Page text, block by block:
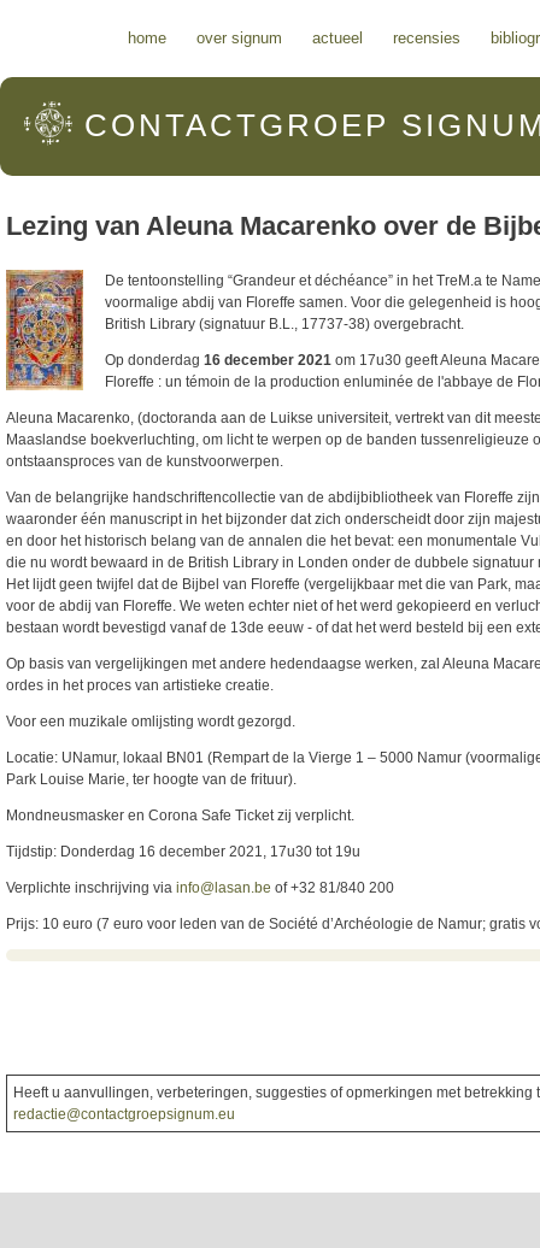
home over signum actueel recensies
CONTACTGROEP
Lezing van Aleuna Macarenko over de
De tentoonstelling “Grandeur et déchéance” in het TreM.a te
voormalige abdij van Floreffe samen. Voor die gelegenheid is
British Library (signatuur B.L., 17737-38) overgebracht.
Op donderdag 16 december 2021 om 17u30 geeft Aleuna
Floreffe : un témoin de la production enluminée de l'abbaye de
Aleuna Macarenko, (doctoranda aan de Luikse universiteit, vertrekt van dit
Maaslandse boekverluchting, om licht te werpen op de banden tussenreligieuze
ontstaansproces van de kunstvoorwerpen.
Van de belangrijke handschriftencollectie van de abdijbibliotheek van Floreffe
waaronder één manuscript in het bijzonder dat zich onderscheidt door zijn
en door het historisch belang van de annalen die het bevat: een monumentale
die nu wordt bewaard in de British Library in Londen onder de dubbele signatuur
Het lijdt geen twijfel dat de Bijbel van Floreffe (vergelijkbaar met die van Park,
voor de abdij van Floreffe. We weten echter niet of het werd gekopieerd en
bestaan wordt bevestigd vanaf de 13de eeuw - of dat het werd besteld bij een
Op basis van vergelijkingen met andere hedendaagse werken, zal Aleuna
ordes in het proces van artistieke creatie.
Voor een muzikale omlijsting wordt gezorgd.
Locatie: UNamur, lokaal BN01 (Rempart de la Vierge 1 – 5000 Namur
Park Louise Marie, ter hoogte van de frituur).
Mondneusmasker en Corona Safe Ticket zij verplicht.
Tijdstip: Donderdag 16 december 2021, 17u30 tot 19u
Verplichte inschrijving via info@lasan.be of +32 81/840 200
Prijs: 10 euro (7 euro voor leden van de Société d’Archéologie de Namur; gratis
Heeft u aanvullingen, verbeteringen, suggesties of opmerkingen met
redactie@contactgroepsignum.eu